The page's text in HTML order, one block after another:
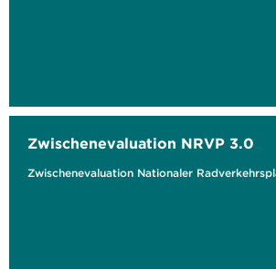
Zwischenevaluation NRVP 3.0
Zwischenevaluation Nationaler